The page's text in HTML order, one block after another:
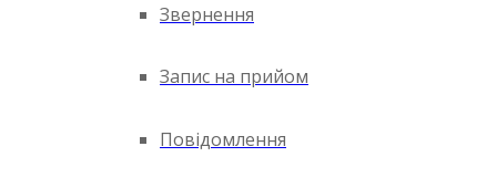
Звернення
Запис на прийом
Повідомлення